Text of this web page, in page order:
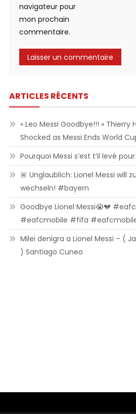
navigateur pour
mon prochain
commentaire.
ARTICLES RÉCENTS
« Leo Messi Goodbye!!! » Thierry
Shocked as Messi Ends World
Pourquoi Messi s’est t’il levé
🚨 Unglaublich: Lionel Messi will
wechseln! #bayern
Goodbye Lionel Messi😭💔
#eafcmobile #fifa
Milei denigra a Lionel Messi – (
) Santiago Cuneo